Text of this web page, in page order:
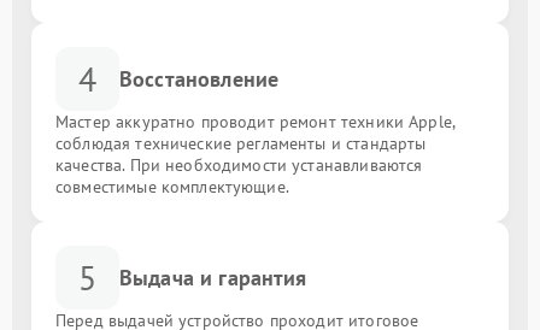
4 Восстановление
Мастер аккуратно проводит ремонт техники Apple,
соблюдая технические регламенты и стандарты
качества. При необходимости устанавливаются
совместимые комплектующие.
5 Выдача и гарантия
Перед выдачей устройство проходит итоговое